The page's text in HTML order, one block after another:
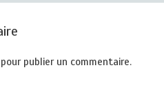
publier un commentaire.